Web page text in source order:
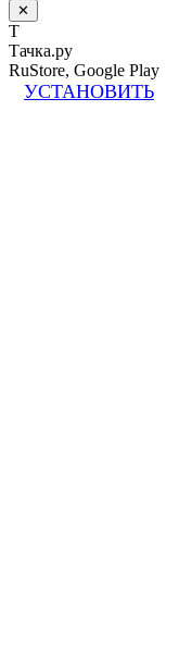
✕
Т
Тачка.ру
RuStore, Google Play
УСТАНОВИТЬ